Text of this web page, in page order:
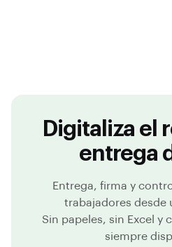
Digitaliza el
entrega
Entrega, firma y
trabajadores desde
Sin papeles, sin Excel y
siempre